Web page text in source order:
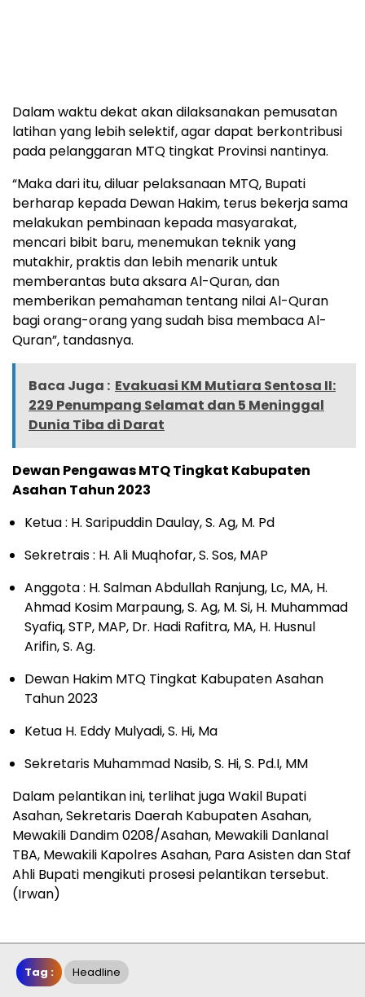
Dalam waktu dekat akan dilaksanakan pemusatan
latihan yang lebih selektif, agar dapat berkontribusi
pada pelanggaran MTQ tingkat Provinsi nantinya.
“Maka dari itu, diluar pelaksanaan MTQ, Bupati
berharap kepada Dewan Hakim, terus bekerja sama
melakukan pembinaan kepada masyarakat,
mencari bibit baru, menemukan teknik yang
mutakhir, praktis dan lebih menarik untuk
memberantas buta aksara Al-Quran, dan
memberikan pemahaman tentang nilai Al-Quran
bagi orang-orang yang sudah bisa membaca Al-
Quran”, tandasnya.
Baca Juga : Evakuasi KM Mutiara Sentosa II:
229 Penumpang Selamat dan 5 Meninggal
Dunia Tiba di Darat
Dewan Pengawas MTQ Tingkat Kabupaten
Asahan Tahun 2023
Ketua : H. Saripuddin Daulay, S. Ag, M. Pd
Sekretrais : H. Ali Muqhofar, S. Sos, MAP
Anggota : H. Salman Abdullah Ranjung, Lc, MA, H.
Ahmad Kosim Marpaung, S. Ag, M. Si, H. Muhammad
Syafiq, STP, MAP, Dr. Hadi Rafitra, MA, H. Husnul
Arifin, S. Ag.
Dewan Hakim MTQ Tingkat Kabupaten Asahan
Tahun 2023
Ketua H. Eddy Mulyadi, S. Hi, Ma
Sekretaris Muhammad Nasib, S. Hi, S. Pd.I, MM
Dalam pelantikan ini, terlihat juga Wakil Bupati
Asahan, Sekretaris Daerah Kabupaten Asahan,
Mewakili Dandim 0208/Asahan, Mewakili Danlanal
TBA, Mewakili Kapolres Asahan, Para Asisten dan Staf
Ahli Bupati mengikuti prosesi pelantikan tersebut.
(Irwan)
Tag : Headline